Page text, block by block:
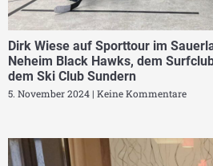
Dirk Wiese auf Sporttour im
Neheim Black Hawks, dem
dem Ski Club Sundern
5. November 2024 Keine Kommentare